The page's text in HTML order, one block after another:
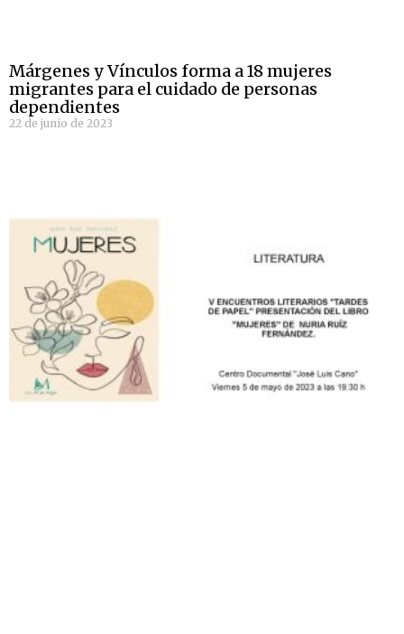
Márgenes y Vínculos forma a 18 mujeres
migrantes para el cuidado de personas
dependientes
22 de junio de 2023